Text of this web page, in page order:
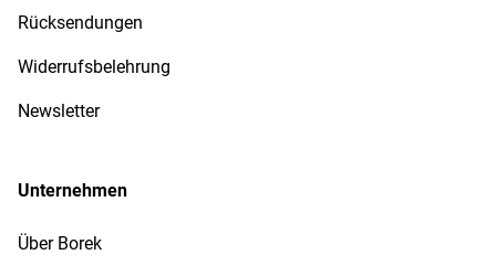
Rücksendungen
Widerrufsbelehrung
Newsletter
Unternehmen
Über Borek